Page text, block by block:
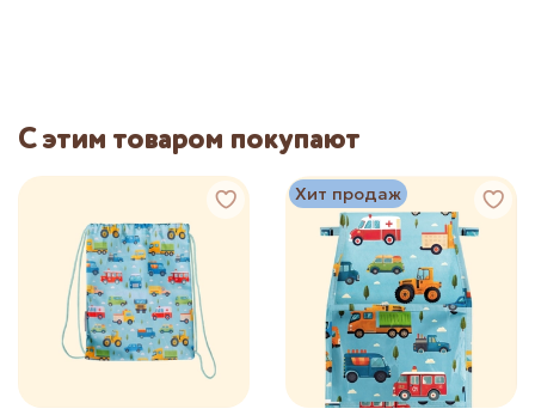
С этим товаром покупают
Хит продаж